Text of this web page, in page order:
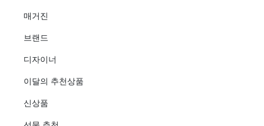
매거진
브랜드
디자이너
이달의 추천상품
신상품